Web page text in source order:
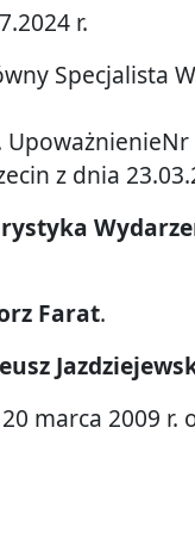
r.
Specjalista
UpoważnienieNr
z dnia
Farat.
marca 2009 r.